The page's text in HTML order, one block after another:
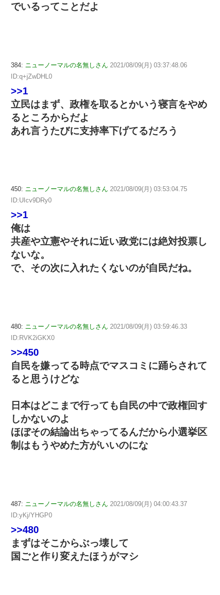
でいるってことだよ
384: ニューノーマルの名無しさん 2021/08/09(月) 03:37:48.06
ID:q+jZwDHL0
>>1
立民はまず、政権を取るとかいう寝言をやめ
るところからだよ
あれ言うたびに支持率下げてるだろう
450: ニューノーマルの名無しさん 2021/08/09(月) 03:53:04.75
ID:UIcv9DRy0
>>1
俺は
共産や立憲やそれに近い政党には絶対投票し
ないな。
で、その次に入れたくないのが自民だね。
480: ニューノーマルの名無しさん 2021/08/09(月) 03:59:46.33
ID:RVK2iGKX0
>>450
自民を嫌ってる時点でマスコミに踊らされて
ると思うけどな
日本はどこまで行っても自民の中で政権回す
しかないのよ
ほぼその結論出ちゃってるんだから小選挙区
制はもうやめた方がいいのにな
487: ニューノーマルの名無しさん 2021/08/09(月) 04:00:43.37
ID:yKj/YHGP0
>>480
まずはそこからぶっ壊して
国ごと作り変えたほうがマシ